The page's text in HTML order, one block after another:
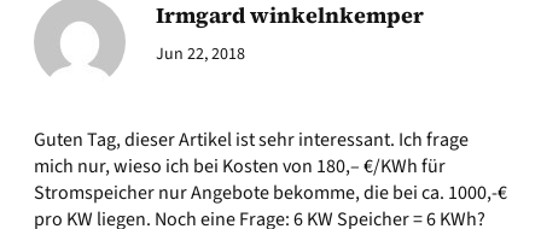
Irmgard winkelnkemper
Jun 22, 2018
Guten Tag, dieser Artikel ist sehr interessant. Ich frage
mich nur, wieso ich bei Kosten von 180,– €/KWh für
Stromspeicher nur Angebote bekomme, die bei ca. 1000,-€
pro KW liegen. Noch eine Frage: 6 KW Speicher = 6 KWh?